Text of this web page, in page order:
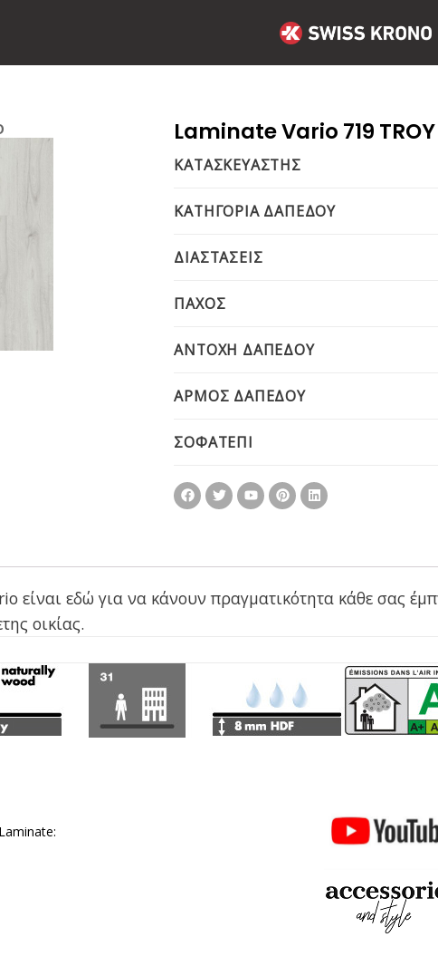
Laminate Vario 719 TROY
ΚΑΤΑΣΚΕΥΑΣΤΗΣ
ΚΑΤΗΓΟΡΙΑ ΔΑΠΕΔΟΥ
ΔΙΑΣΤΑΣΕΙΣ
ΠΑΧΟΣ
ΑΝΤΟΧΗ ΔΑΠΕΔΟΥ
ΑΡΜΟΣ ΔΑΠΕΔΟΥ
ΣΟΦΑΤΕΠΙ
είναι εδώ για να κάνουν πραγματικότητα κάθε σας
οικίας.